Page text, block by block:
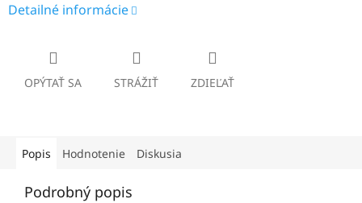
Detailné informácie
OPÝTAŤ SA STRÁŽIŤ ZDIEĽAŤ
Popis Hodnotenie Diskusia
Podrobný popis